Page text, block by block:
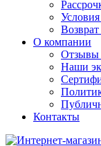
О компании
Отзывы
Наши
Контакты